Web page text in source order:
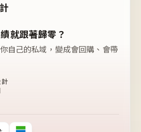
就跟著歸零？
自己的私域，變成會回購、會帶